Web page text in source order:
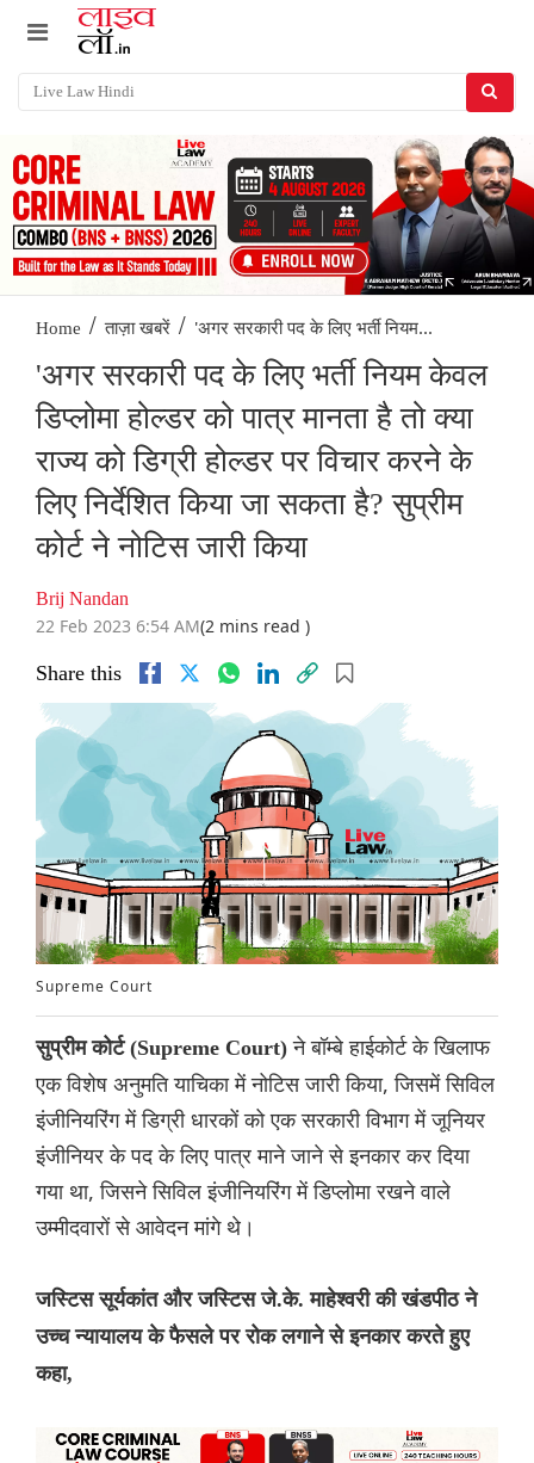
Home / ताज़ा खबरें / 'अगर सरकारी पद के लिए भर्ती नियम...
'अगर सरकारी पद के लिए भर्ती नियम केवल
डिप्लोमा होल्डर को पात्र मानता है तो क्या
राज्य को डिग्री होल्डर पर विचार करने के
लिए निर्देशित किया जा सकता है? सुप्रीम
कोर्ट ने नोटिस जारी किया
Brij Nandan
22 Feb 2023 6:54 AM(2 mins read )
Share this
Supreme Court
सुप्रीम कोर्ट (Supreme Court) ने बॉम्बे हाईकोर्ट के खिलाफ
एक विशेष अनुमति याचिका में नोटिस जारी किया, जिसमें सिविल
इंजीनियरिंग में डिग्री धारकों को एक सरकारी विभाग में जूनियर
इंजीनियर के पद के लिए पात्र माने जाने से इनकार कर दिया
गया था, जिसने सिविल इंजीनियरिंग में डिप्लोमा रखने वाले
उम्मीदवारों से आवेदन मांगे थे।
जस्टिस सूर्यकांत और जस्टिस जे.के. माहेश्वरी की खंडपीठ ने
उच्च न्यायालय के फैसले पर रोक लगाने से इनकार करते हुए
कहा,